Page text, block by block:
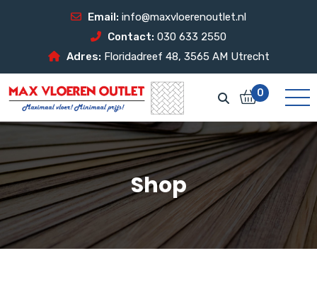
Email: info@maxvloerenoutlet.nl
Contact: 030 633 2550
Adres: Floridadreef 48, 3565 AM Utrecht
0
Shop